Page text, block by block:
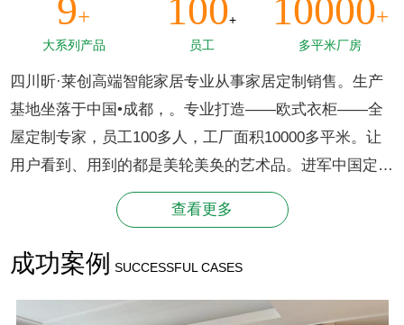
9+
大系列产品
100+
员工
10000+
多平米厂房
四川昕·莱创高端智能家居专业从事家居定制销售。生产
基地坐落于中国•成都，。专业打造——欧式衣柜——全
屋定制专家，员工100多人，工厂面积10000多平米。让
用户看到、用到的都是美轮美奂的艺术品。进军中国定制
家具市场，为定制衣柜名企。公司经过多年国内适应与发
展，已集成产品研发，生产配送，销售服务，售后维
护”为一体大型定制：衣柜、橱柜等全屋定制企业，公司
采用先进进口的生产设备，全线采用流水线自动化生产，
以标准单元产品设计为基础，进行规模化生产，产品指标
查看更多
成功案例 SUCCESSFUL CASES